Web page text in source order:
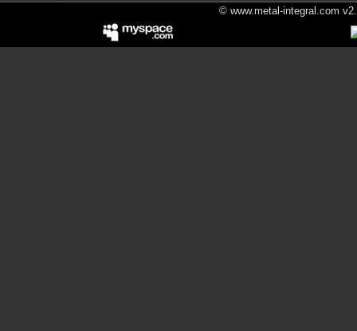
© www.metal-integral.com